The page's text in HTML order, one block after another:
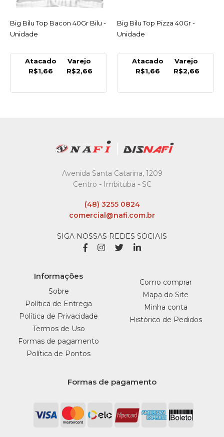
ACESSAR
Big Bilu Top Bacon 40Gr Bilu -
Unidade
Atacado
R$1,66
Varejo
R$2,66
ACESSAR
Big Bilu Top Pizza 40Gr -
Unidade
Atacado
R$1,66
Varejo
R$2,66
Avenida Santa Catarina, 1209
Centro - Imbituba - SC
(48) 3255 0824
comercial@nafi.com.br
SIGA NOSSAS REDES SOCIAIS
Informações
Sobre
Política de Entrega
Política de Privacidade
Termos de Uso
Formas de pagamento
Política de Pontos
Como comprar
Mapa do Site
Minha conta
Histórico de Pedidos
Formas de pagamento